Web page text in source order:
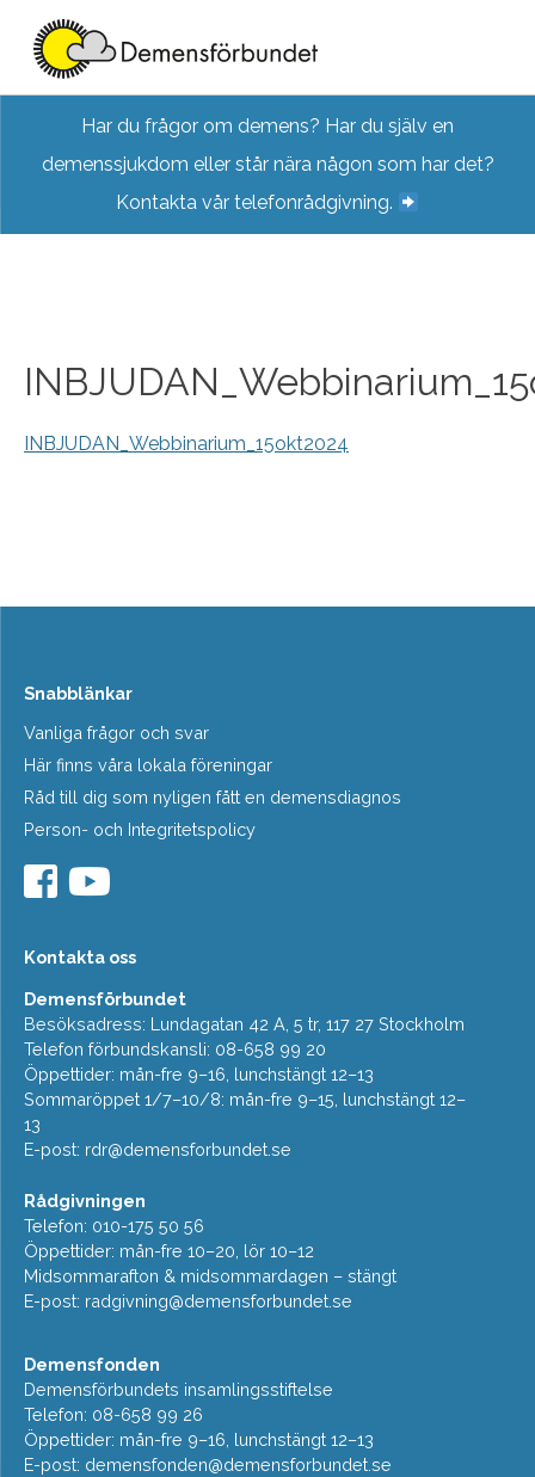
content
Har du frågor om demens? Har du själv en
demenssjukdom eller står nära någon som har det?
Kontakta vår telefonrådgivning.
INBJUDAN_Webbinarium_15okt2024
Snabblänkar
Vanliga frågor och svar
Här finns våra lokala föreningar
Råd till dig som nyligen fått en demensdiagnos
Person- och Integritetspolicy
Kontakta oss
Demensförbundet
Besöksadress: Lundagatan 42 A, 5 tr, 117 27 Stockholm
Telefon förbundskansli: 08-658 99 20
Öppettider: mån-fre 9–16, lunchstängt 12–13
Sommaröppet 1/7–10/8: mån-fre 9–15, lunchstängt 12–
13
E-post: rdr@demensforbundet.se
Rådgivningen
Telefon: 010-175 50 56
Öppettider: mån-fre 10–20, lör 10–12
Midsommarafton & midsommardagen – stängt
E-post: radgivning@demensforbundet.se
Demensfonden
Demensförbundets insamlingsstiftelse
Telefon: 08-658 99 26
Öppettider: mån-fre 9–16, lunchstängt 12–13
E-post: demensfonden@demensforbundet.se